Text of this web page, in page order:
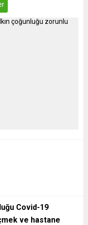
Covid-19
ve hastane